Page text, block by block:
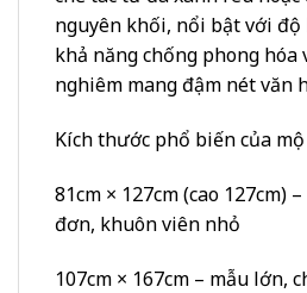
nguyên khối, nổi bật với
khả năng chống phong hóa
nghiêm mang đậm nét văn
Kích thước phổ biến của mộ
81cm × 127cm (cao 127cm)
đơn, khuôn viên nhỏ
107cm × 167cm – mẫu lớn,